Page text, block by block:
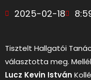
2025-02-18
Tisztelt Hallgatói
választotta meg.
Lucz Kevin István